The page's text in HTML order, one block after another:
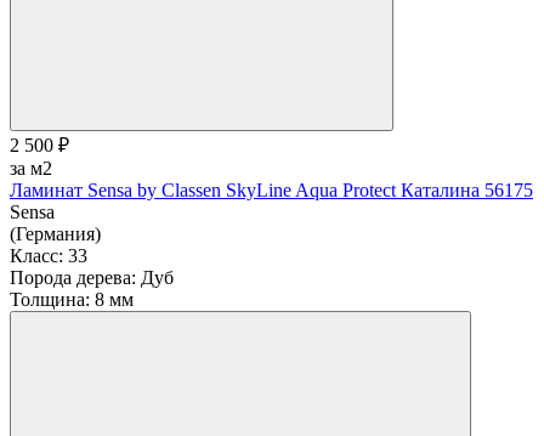
2 500 ₽
за м2
Ламинат Sensa by Classen SkyLine Aqua Protect Каталина 56175
Sensa
(Германия)
Класс: 33
Порода дерева: Дуб
Толщина: 8 мм